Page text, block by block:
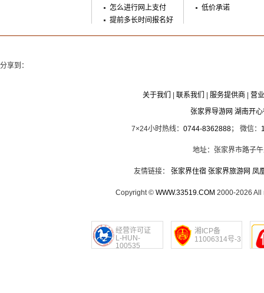
怎么进行网上支付
提前多长时间报名好
低价承诺
分享到：
关于我们 联系我们 服务提供商
营
张家界导游网 湖南开
7×24小时热线： 0744-8362888； 微信：
地址：张家界市路子
友情链接： 张家界住宿 张家界旅游网 凤
Copyright © WWW.33519.COM 2000-2026 All
经营许可证
L-HUN-
100535
湘ICP备
11006314号-3